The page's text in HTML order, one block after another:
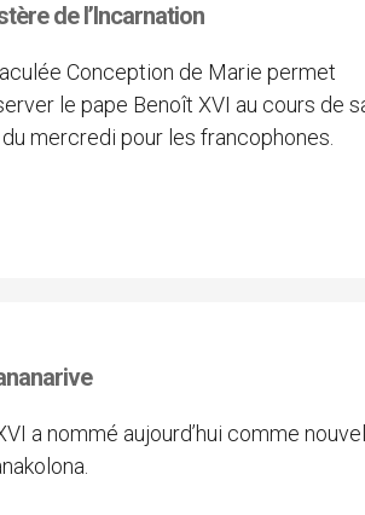
de l’Incarnation
Conception de Marie permet
le pape Benoît XVI au cours de
mercredi pour les francophones.
a nommé aujourd’hui comme nouvel